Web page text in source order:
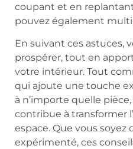
coupant et en
pouvez également
En suivant ces astuces,
prospérer, tout en
votre intérieur. Tout
qui ajoute une touche
à n’importe quelle
contribue à transformer
espace. Que vous
expérimenté, ces